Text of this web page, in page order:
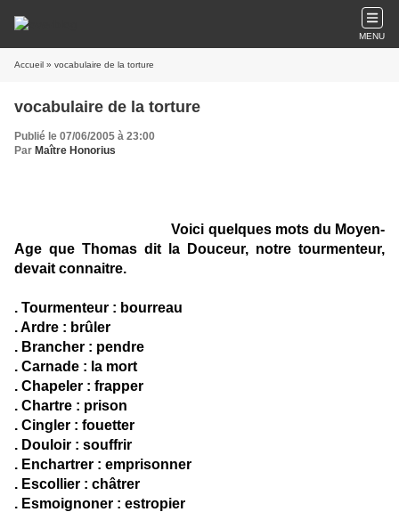
MENU
Accueil » vocabulaire de la torture
vocabulaire de la torture
Publié le 07/06/2005 à 23:00
Par Maître Honorius
Voici quelques mots du Moyen-
Age que Thomas dit la Douceur, notre tourmenteur,
devait connaitre.
. Tourmenteur : bourreau
. Ardre : brûler
. Brancher : pendre
. Carnade : la mort
. Chapeler : frapper
. Chartre : prison
. Cingler : fouetter
. Douloir : souffrir
. Enchartrer : emprisonner
. Escollier : châtrer
. Esmoignoner : estropier